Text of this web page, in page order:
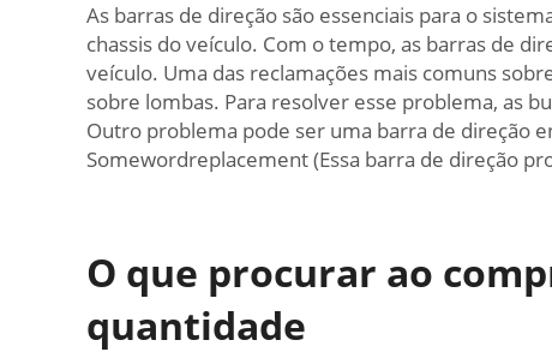
As barras de direção são essenciais para o
chassis do veículo. Com o tempo, as barras de
veículo. Uma das reclamações mais comuns
sobre lombas. Para resolver esse problema, as
Outro problema pode ser uma barra de direção
Somewordreplacement (Essa barra de direção
O que procurar ao
quantidade